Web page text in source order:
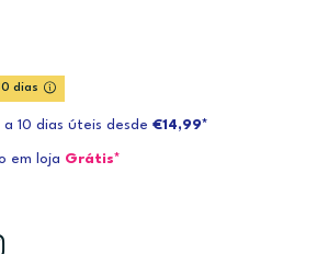
dias
10 dias úteis desde €14,99*
em loja Grátis*